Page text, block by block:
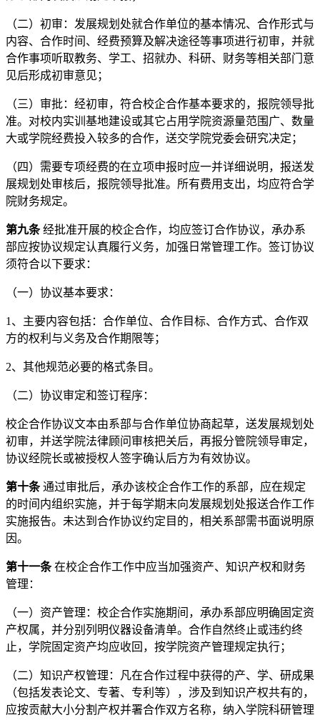
（二）初审：发展规划处就合作单位的基本情况、合作形式与
内容、合作时间、经费预算及解决途径等事项进行初审，并就
合作事项听取教务、学工、招就办、科研、财务等相关部门意
见后形成初审意见；
（三）审批：经初审，符合校企合作基本要求的，报院领导批
准。对校内实训基地建设或其它占用学院资源量范围广、数量
大或学院经费投入较多的合作，送交学院党委会研究决定；
（四）需要专项经费的在立项申报时应一并详细说明，报送发
展规划处审核后，报院领导批准。所有费用支出，均应符合学
院财务规定。
第九条经批准开展的校企合作，均应签订合作协议，承办系
部应按协议规定认真履行义务，加强日常管理工作。签订协议
须符合以下要求：
（一）协议基本要求：
1、主要内容包括：合作单位、合作目标、合作方式、合作双
方的权利与义务及合作期限等；
2、其他规范必要的格式条目。
（二）协议审定和签订程序：
校企合作协议文本由系部与合作单位协商起草，送发展规划处
初审，并送学院法律顾问审核把关后，再报分管院领导审定，
协议经院长或被授权人签字确认后方为有效协议。
第十条通过审批后，承办该校企合作工作的系部，应在规定
的时间内组织实施，并于每学期末向发展规划处报送合作工作
实施报告。未达到合作协议约定目的，相关系部需书面说明原
因。
第十一条在校企合作工作中应当加强资产、知识产权和财务
管理：
（一）资产管理：校企合作实施期间，承办系部应明确固定资
产权属，并分别列明仪器设备清单。合作自然终止或违约终
止，学院固定资产均应收回，按学院资产管理规定执行；
（二）知识产权管理：凡在合作过程中获得的产、学、研成果
（包括发表论文、专著、专利等），涉及到知识产权共有的，
应按贡献大小分割产权并署合作双方名称，纳入学院科研管理